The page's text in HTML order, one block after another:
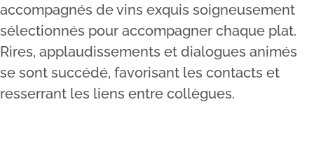
accompagnés de vins exquis soigneusement
sélectionnés pour accompagner chaque plat.
Rires, applaudissements et dialogues animés
se sont succédé, favorisant les contacts et
resserrant les liens entre collègues.